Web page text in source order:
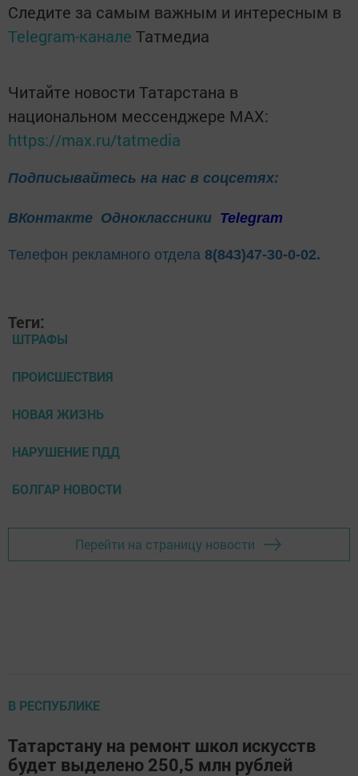
Следите за самым важным и интересным в
Telegram-канале Татмедиа
Читайте новости Татарстана в
национальном мессенджере MАХ:
https://max.ru/tatmedia
Подписывайтесь на нас в соцсетях:
ВКонтакте Одноклассники Telegram
Телефон рекламного отдела 8(843)47-30-0-02.
Теги:
ШТРАФЫ
ПРОИСШЕСТВИЯ
НОВАЯ ЖИЗНЬ
НАРУШЕНИЕ ПДД
БОЛГАР НОВОСТИ
Перейти на страницу новости
В РЕСПУБЛИКЕ
Татарстану на ремонт школ искусств
будет выделено 250,5 млн рублей